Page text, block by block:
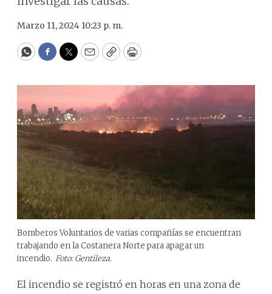
Marzo 11, 2024 10:23 p. m.
WhatsApp
Facebook
Twitter
EmailCopyPrint
Bomberos Voluntarios de varias compañías se encuentran
trabajando en la Costanera Norte para apagar un
incendio. Foto: Gentileza.
El incendio se registró en horas en una zona de